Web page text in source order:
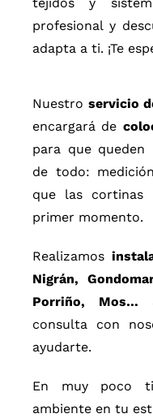
profesional y
adapta a ti. ¡Te
Nuestro servicio
encargará de
para que queden
de todo:
que las cortinas
primer momento.
Realizamos
Nigrán,
Porriño, Mos…
consulta con
ayudarte.
En muy poco
ambiente en tu